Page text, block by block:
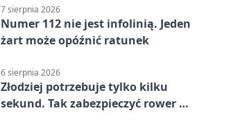
7 sierpnia 2026
Numer 112 nie jest infolinią. Jeden
żart może opóźnić ratunek
6 sierpnia 2026
Złodziej potrzebuje tylko kilku
sekund. Tak zabezpieczyć rower w